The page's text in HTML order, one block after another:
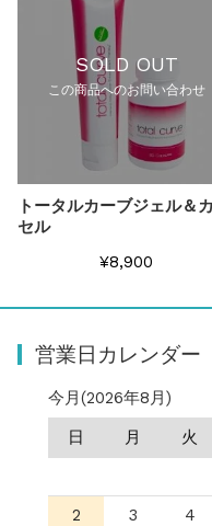
年末年始の営業について
お知らせ
2025.8.24
問い合わせ停止期間のご案
SOLD OUT
この商品へのお問い合わせ
トータルカーブジェル＆
セル
¥8,900
営業日カレンダー
今月(2026年8月)
日
月 火
2
3 4